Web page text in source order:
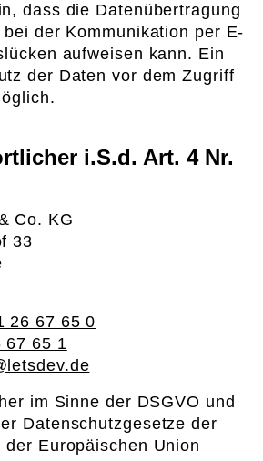
dass die Datenübertragung
der Kommunikation per E-
aufweisen kann. Ein
der Daten vor dem Zugriff
i.S.d. Art. 4 Nr.
Co. KG
33
26 67 65 0
67 65 1
im Sinne der DSGVO und
Datenschutzgesetze der
Europäischen Union